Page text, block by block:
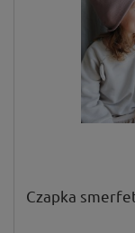
Czapka